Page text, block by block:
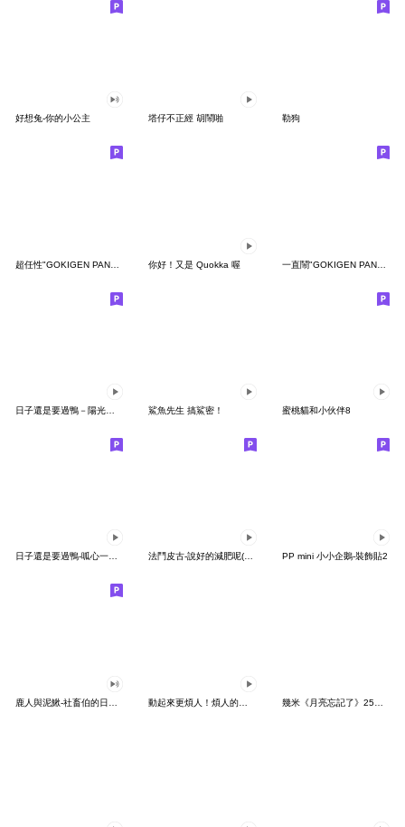
好想兔-你的小公主 塔仔不正經 胡鬧啪 勒狗
你好！又是 Quokka 喔 一直鬧"GOKIGEN PANDA" 台灣版
鯊魚先生 搞鯊密！ 蜜桃貓和小伙伴8
日子還是要過鴨-呱心一下鴨 法鬥皮古-說好的減肥呢(第15彈) PP mini 小小企鵝-裝飾貼2
幾米《月亮忘記了》25周年 x 晴天P莉